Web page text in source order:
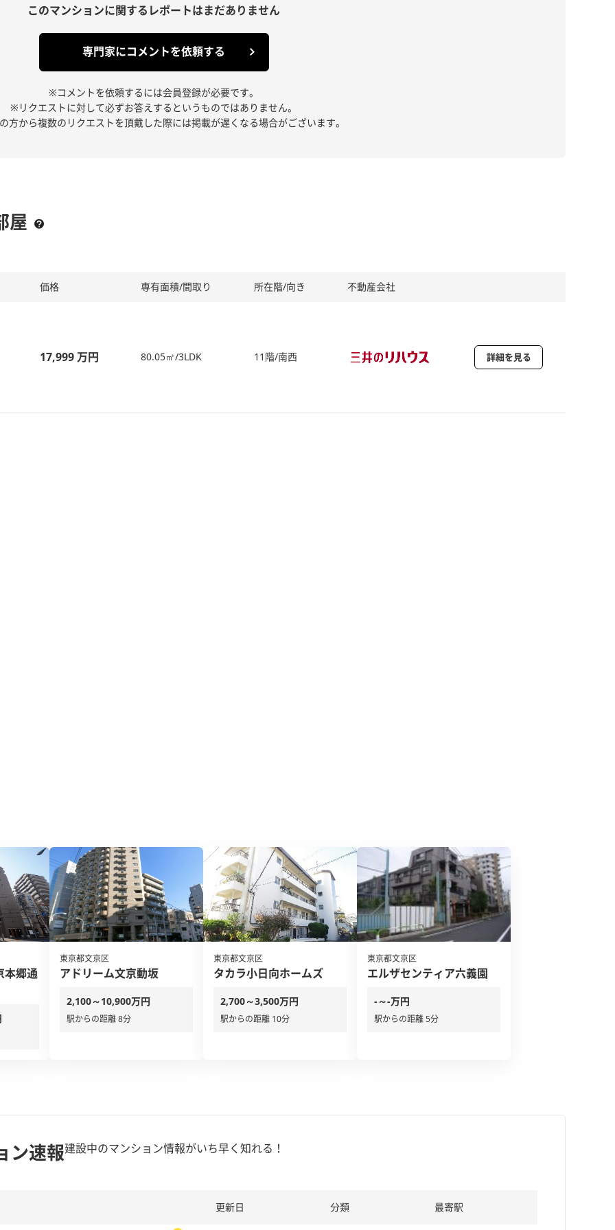
このマンションに関する レポートはまだありません
専門家にコメントを依頼する
※コメントを依頼するには会員登録が必要です。
※リクエストに対して必ずお答えするというものではありません。
方から複数のリクエストを頂戴した際には掲載が遅くなる場合がございます。
屋
価格 専有面積/間取り 所在階/向き 不動産会社
17,999 万円 80.05㎡/3LDK 11階/南西 詳細を見る
本郷通
東京都文京区
アドリーム文京動坂
2,100～10,900万円
駅からの距離 8分
東京都文京区
タカラ小日向ホームズ
2,700～3,500万円
駅からの距離 10分
東京都文京区
エルザセンティア六義園
-～-万円
駅からの距離 5分
ン速報建設中のマンション情報がいち早く知れる！
更新日 分類 最寄駅